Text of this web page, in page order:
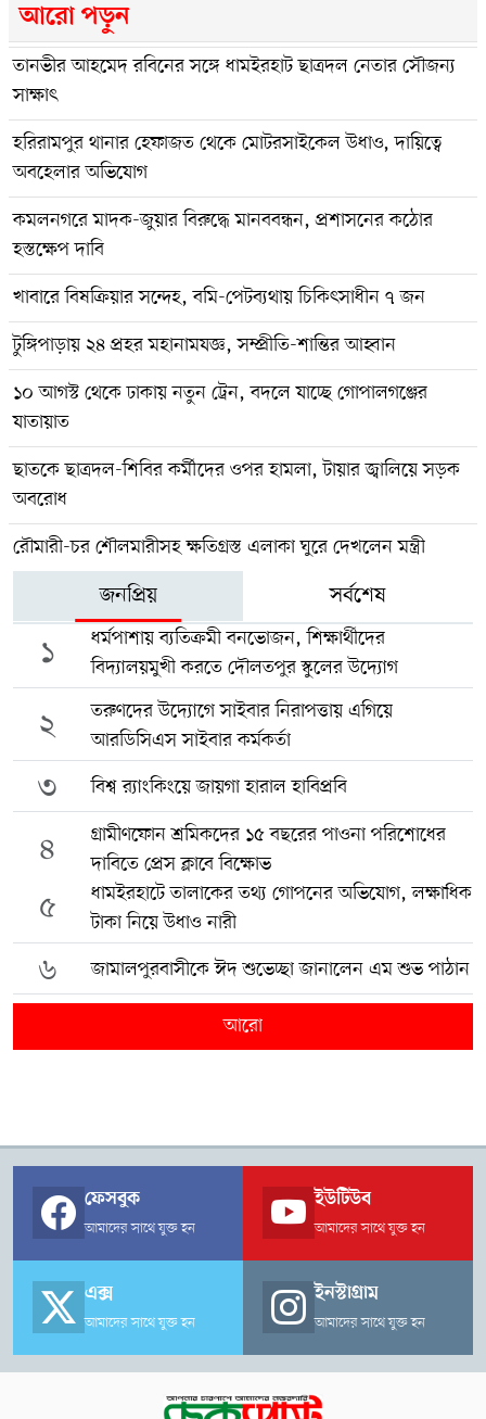
আরো পড়ুন
তানভীর আহমেদ রবিনের সঙ্গে ধামইরহাট ছাত্রদল নেতার সৌজন্য
সাক্ষাৎ
হরিরামপুর থানার হেফাজত থেকে মোটরসাইকেল উধাও, দায়িত্বে
অবহেলার অভিযোগ
কমলনগরে মাদক-জুয়ার বিরুদ্ধে মানববন্ধন, প্রশাসনের কঠোর
হস্তক্ষেপ দাবি
খাবারে বিষক্রিয়ার সন্দেহ, বমি-পেটব্যথায় চিকিৎসাধীন ৭ জন
টুঙ্গিপাড়ায় ২৪ প্রহর মহানামযজ্ঞ, সম্প্রীতি-শান্তির আহ্বান
১০ আগস্ট থেকে ঢাকায় নতুন ট্রেন, বদলে যাচ্ছে গোপালগঞ্জের
যাতায়াত
ছাতকে ছাত্রদল-শিবির কর্মীদের ওপর হামলা, টায়ার জ্বালিয়ে সড়ক
অবরোধ
রৌমারী-চর শৌলমারীসহ ক্ষতিগ্রস্ত এলাকা ঘুরে দেখলেন মন্ত্রী
জনপ্রিয় সর্বশেষ
১
ধর্মপাশায় ব্যতিক্রমী বনভোজন, শিক্ষার্থীদের
বিদ্যালয়মুখী করতে দৌলতপুর স্কুলের উদ্যোগ
২
তরুণদের উদ্যোগে সাইবার নিরাপত্তায় এগিয়ে
আরডিসিএস সাইবার কর্মকর্তা
৩ বিশ্ব র‍্যাংকিংয়ে জায়গা হারাল হাবিপ্রবি
৪
গ্রামীণফোন শ্রমিকদের ১৫ বছরের পাওনা পরিশোধের
দাবিতে প্রেস ক্লাবে বিক্ষোভ
৫
ধামইরহাটে তালাকের তথ্য গোপনের অভিযোগ, লক্ষাধিক
টাকা নিয়ে উধাও নারী
৬ জামালপুরবাসীকে ঈদ শুভেচ্ছা জানালেন এম শুভ পাঠান
আরো
ফেসবুক
আমাদের সাথে যুক্ত হন
ইউটিউব
আমাদের সাথে যুক্ত হন
এক্স
আমাদের সাথে যুক্ত হন
ইনস্টাগ্রাম
আমাদের সাথে যুক্ত হন